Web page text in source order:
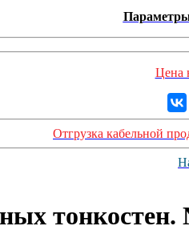
Цена
Отгрузка кабельной